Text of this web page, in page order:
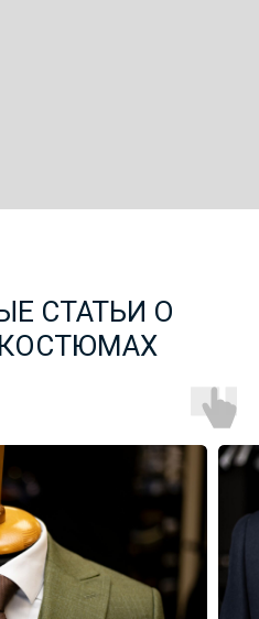
СТАТЬИ О